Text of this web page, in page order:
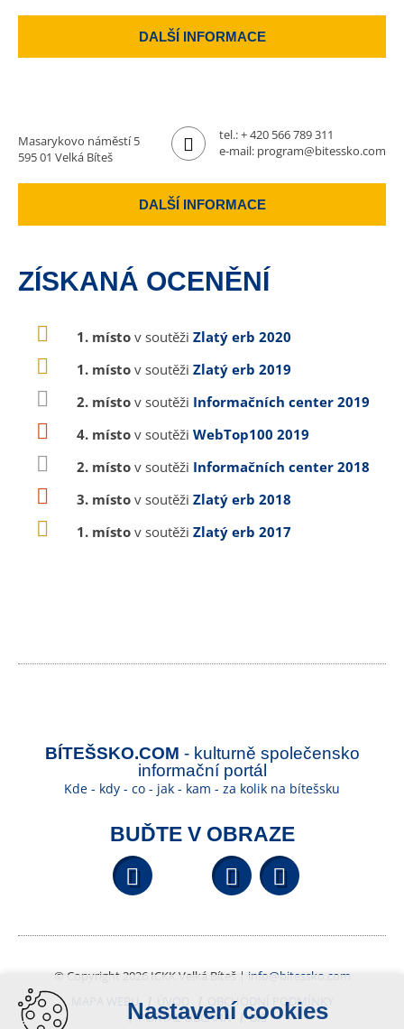
DALŠÍ INFORMACE
Masarykovo náměstí 5
595 01 Velká Bíteš
tel.:+ 420 566 789 311
e-mail: program@bitessko.com
DALŠÍ INFORMACE
ZÍSKANÁ OCENĚNÍ
1. místo v soutěži Zlatý erb 2020
1. místo v soutěži Zlatý erb 2019
2. místo v soutěži Informačních center 2019
4. místo v soutěži WebTop100 2019
2. místo v soutěži Informačních center 2018
3. místo v soutěži Zlatý erb 2018
1. místo v soutěži Zlatý erb 2017
BÍTEŠSKO.COM - kulturně společensko
informační portál
Kde - kdy - co - jak - kam - za kolik na bítešsku
BUĎTE V OBRAZE
Facebook YouTube
© Copyright 2026 ICKK Velká Bíteš | info@bitessko.com
MAPA WEBU
ÚVOD
OBCHODNÍ PODMÍNKY
PORTÁL OBČANA
GIS
Nastavení cookies